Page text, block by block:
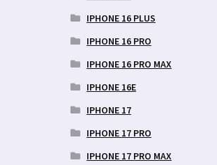
IPHONE 16 PLUS
IPHONE 16 PRO
IPHONE 16 PRO MAX
IPHONE 16E
IPHONE 17
IPHONE 17 PRO
IPHONE 17 PRO MAX